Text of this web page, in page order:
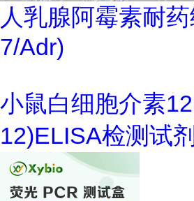
人乳腺阿霉素耐
7/Adr)
小鼠白细胞介素
12)ELISA检测试